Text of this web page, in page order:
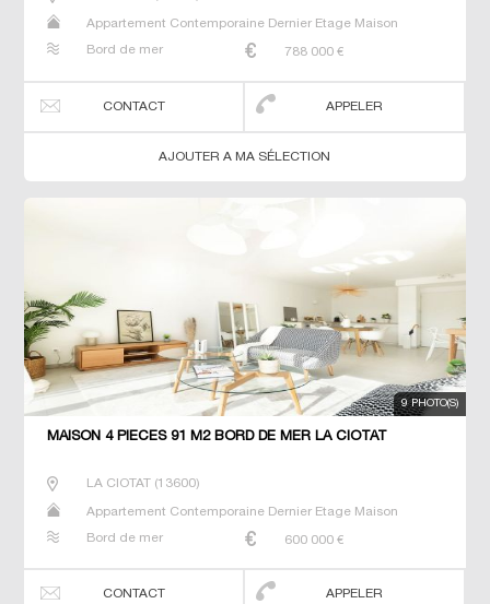
Appartement Contemporaine Dernier Etage Maison
Bord de mer
788 000 €
CONTACT APPELER
AJOUTER A MA SÉLECTION
9 PHOTO(S)
MAISON 4 PIECES 91 M2 BORD DE MER LA CIOTAT
LA CIOTAT(13600)
Appartement Contemporaine Dernier Etage Maison
Bord de mer
600 000 €
CONTACT APPELER